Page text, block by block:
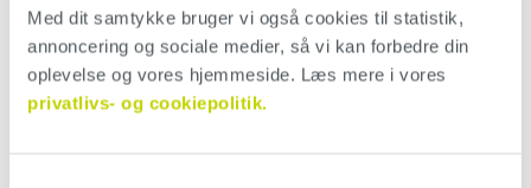
Med dit samtykke bruger vi også cookies til statistik,
annoncering og sociale medier, så vi kan forbedre din
privatlivs- og cookiepolitik.